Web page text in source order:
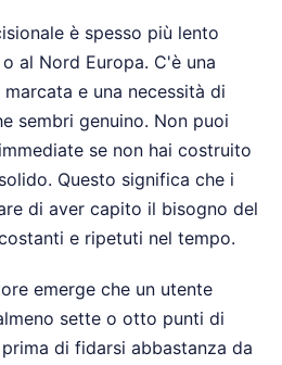
è spesso più lento
al Nord Europa. C'è una
e una necessità di
sembri genuino. Non puoi
se non hai costruito
Questo significa che i
di aver capito il bisogno del
e ripetuti nel tempo.
emerge che un utente
sette o otto punti di
di fidarsi abbastanza da